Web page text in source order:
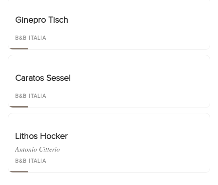
Ginepro Tisch
B&B ITALIA
Caratos Sessel
B&B ITALIA
Lithos Hocker
Antonio Citterio
B&B ITALIA